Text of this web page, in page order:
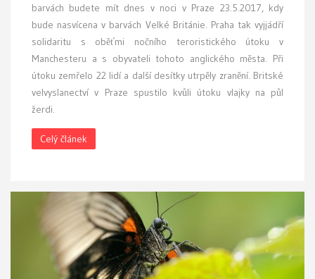
barvách budete mít dnes v noci v Praze 23.5.2017, kdy
bude nasvícena v barvách Velké Británie. Praha tak vyjjádří
solidaritu s oběťmi nočního teroristického útoku v
Manchesteru a s obyvateli tohoto anglického města. Při
útoku zemřelo 22 lidí a další desítky utrpěly zranění. Britské
velvyslanectví v Praze spustilo kvůli útoku vlajky na půl
žerdi.
Celý článek